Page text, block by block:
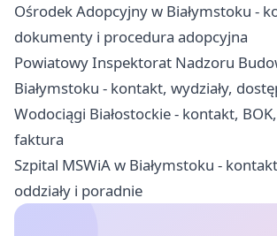
Ośrodek Adopcyjny w Białymstoku -
dokumenty i procedura adopcyjna
Powiatowy Inspektorat Nadzoru
Białymstoku - kontakt, wydziały,
Wodociągi Białostockie - kontakt,
faktura
Szpital MSWiA w Białymstoku -
oddziały i poradnie